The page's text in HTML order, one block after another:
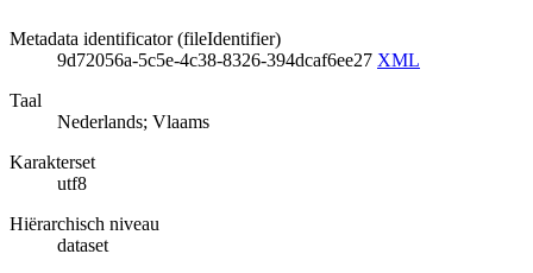
Metadata identificator (fileIdentifier)
9d72056a-5c5e-4c38-8326-394dcaf6ee27 XML
Taal
Nederlands; Vlaams
Karakterset
utf8
Hiërarchisch niveau
dataset